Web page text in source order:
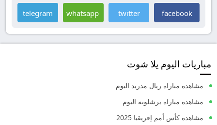
facebook
twitter
whatsapp
telegram
مباريات اليوم يلا شوت
مشاهدة مباراة ريال مدريد اليوم
مشاهدة مباراة برشلونة اليوم
مشاهدة كأس أمم إفريقيا 2025